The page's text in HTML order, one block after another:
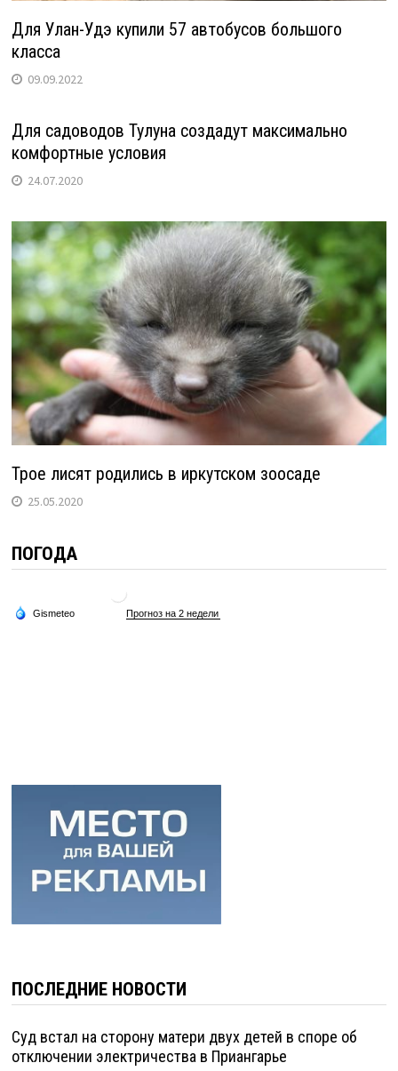
Для Улан-Удэ купили 57 автобусов большого
класса
09.09.2022
Для садоводов Тулуна создадут максимально
комфортные условия
24.07.2020
Трое лисят родились в иркутском зоосаде
25.05.2020
ПОГОДА
ПОСЛЕДНИЕ НОВОСТИ
Суд встал на сторону матери двух детей в споре об
отключении электричества в Приангарье